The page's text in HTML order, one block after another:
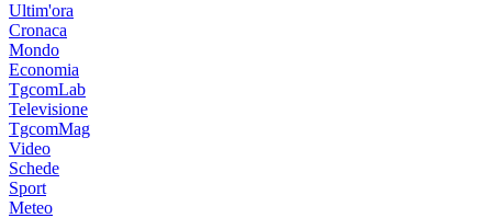
Ultim'ora
Cronaca
Mondo
Economia
TgcomLab
Televisione
TgcomMag
Video
Schede
Sport
Meteo